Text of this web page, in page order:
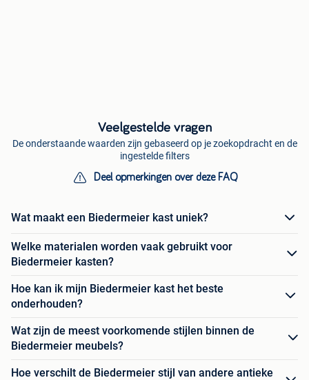
Veelgestelde vragen
De onderstaande waarden zijn gebaseerd op je zoekopdracht en de
ingestelde filters
Deel opmerkingen over deze FAQ
Wat maakt een Biedermeier kast uniek?
Welke materialen worden vaak gebruikt voor
Biedermeier kasten?
Hoe kan ik mijn Biedermeier kast het beste
onderhouden?
Wat zijn de meest voorkomende stijlen binnen de
Biedermeier meubels?
Hoe verschilt de Biedermeier stijl van andere antieke